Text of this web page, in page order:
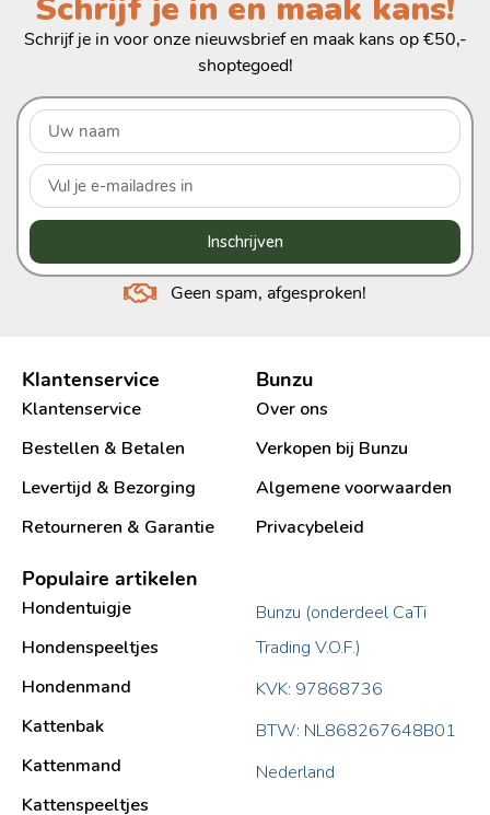
Schrijf je in en maak kans!
Schrijf je in voor onze nieuwsbrief en maak kans op €50,-
shoptegoed!
Inschrijven
Geen spam, afgesproken!
Klantenservice
Klantenservice
Bestellen & Betalen
Levertijd & Bezorging
Retourneren & Garantie
Bunzu
Over ons
Verkopen bij Bunzu
Algemene voorwaarden
Privacybeleid
Populaire artikelen
Hondentuigje
Hondenspeeltjes
Hondenmand
Kattenbak
Kattenmand
Kattenspeeltjes
Bunzu (onderdeel CaTi
Trading V.O.F.)
KVK: 97868736
BTW: NL868267648B01
Nederland